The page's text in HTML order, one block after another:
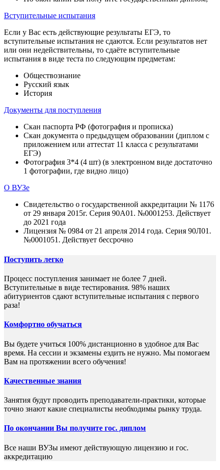
Вступительные испытания
Если у Вас есть действующие результаты ЕГЭ, то
вступительные испытания не сдаются. Если результатов нет
или они недействительны, то сдаёте вступительные
испытания в виде теста по следующим предметам:
Обществознание
Русский язык
История
Документы для поступления
Скан паспорта РФ (фотография и прописка)
Скан документа о предыдущем образовании (диплом с
приложением или аттестат 11 класса с результатами
ЕГЭ)
Фотография 3*4 (4 шт) (в электронном виде достаточно
1 фотографии, где видно лицо)
О ВУЗе
Свидетельство о государственной аккредитации № 1176
от 29 января 2015г. Серия 90А01. №0001253. Действует
до 2021 года
Лицензия № 0984 от 21 апреля 2014 года. Серия 90Л01.
№0001051. Действует бессрочно
Поступить легко
Процесс поступления занимает не более 7 дней.
Вступительные в виде тестирования. 98% наших
абитуриентов сдают вступительные испытания с первого
раза!
Комфортно обучаться
Вы будете учиться 100% дистанционно в удобное для Вас
время. На сессии и экзамены ездить не нужно. Мы помогаем
Вам на протяжении всего обучения!
Качественные знания
Занятия будут проводить преподаватели-практики, которые
точно знают какие специалисты необходимы рынку труда.
По окончании Вы получите гос. диплом
Все наши ВУЗы имеют действующую лицензию и гос.
аккредитацию